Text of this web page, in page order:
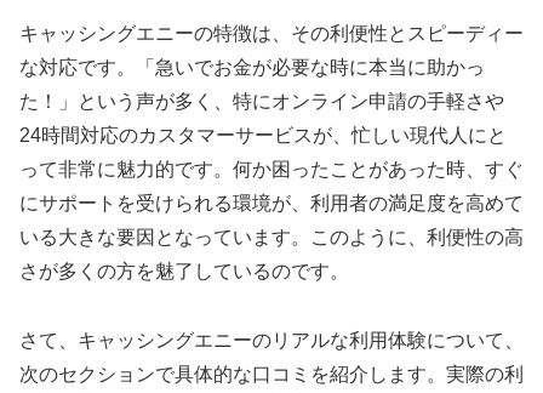
キャッシングエニーの特徴は、その利便性とスピーディー
な対応です。「急いでお金が必要な時に本当に助かっ
た！」という声が多く、特にオンライン申請の手軽さや
24時間対応のカスタマーサービスが、忙しい現代人にと
って非常に魅力的です。何か困ったことがあった時、すぐ
にサポートを受けられる環境が、利用者の満足度を高めて
いる大きな要因となっています。このように、利便性の高
さが多くの方を魅了しているのです。
さて、キャッシングエニーのリアルな利用体験について、
次のセクションで具体的な口コミを紹介します。実際の利